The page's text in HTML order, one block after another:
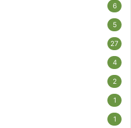
6
5
27
4
2
1
1